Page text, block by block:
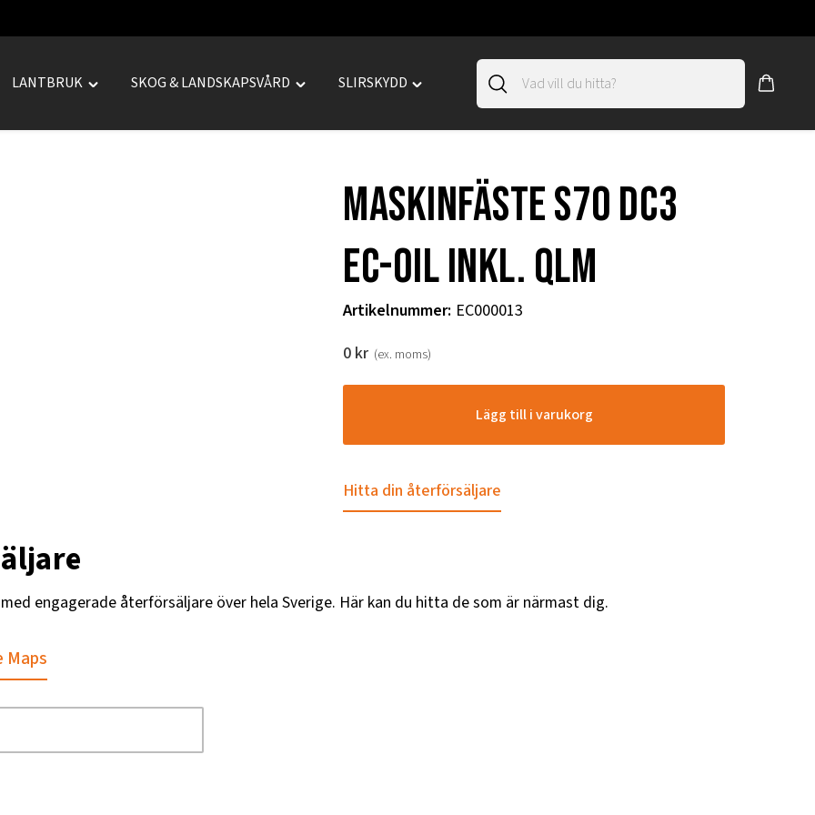
LANTBRUK
Toggle
SKOG & LANDSKAPSVÅRD
Toggle
SLIRSKYDD
Toggle
Maskinfäste S70 DC3
EC-oil inkl. QLM
Artikelnummer: EC000013
0 kr (ex. moms)
Lägg till i varukorg
Hitta din återförsäljare
engagerade återförsäljare över hela Sverige. Här kan du hitta de som är närmast dig.
Maps